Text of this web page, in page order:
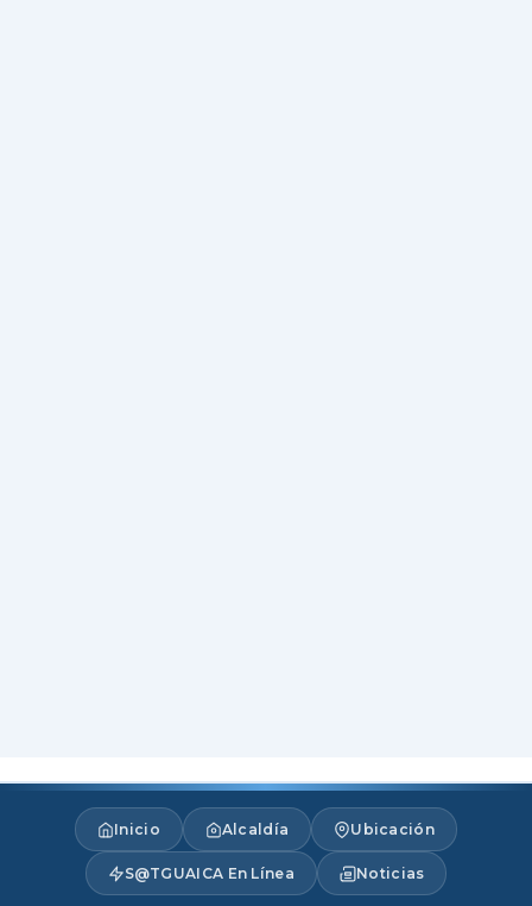
Inicio Alcaldía Ubicación
S@TGUAICA En Línea Noticias